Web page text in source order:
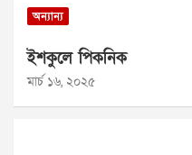
অন্যান্য
ইশকুলে পিকনিক
মার্চ ১৬, ২০২৫